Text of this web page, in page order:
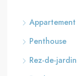
Appartement
Penthouse
Rez-de-jardin